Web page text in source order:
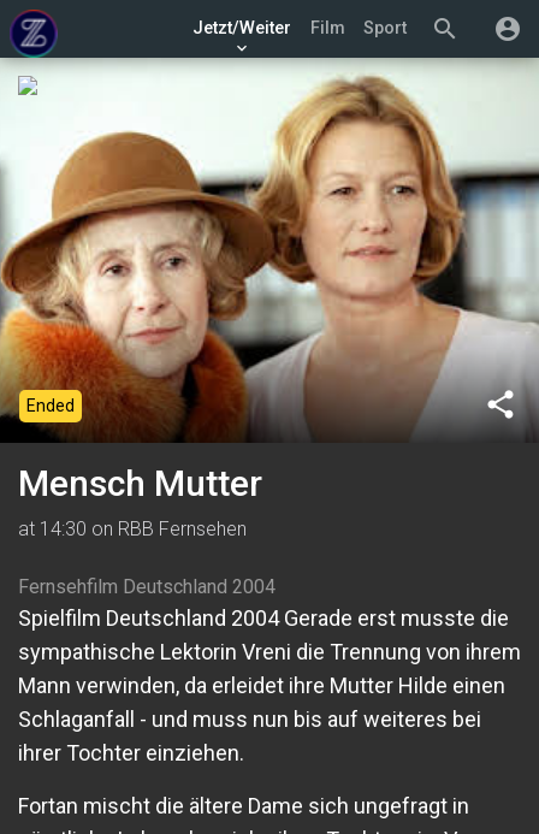
search account_circle
Jetzt/Weiter
keyboard_arrow_down
Film Sport
share
Ended
Mensch Mutter
at 14:30 on RBB Fernsehen
Fernsehfilm Deutschland 2004
Spielfilm Deutschland 2004 Gerade erst musste die
sympathische Lektorin Vreni die Trennung von ihrem
Mann verwinden, da erleidet ihre Mutter Hilde einen
Schlaganfall - und muss nun bis auf weiteres bei
ihrer Tochter einziehen.
Fortan mischt die ältere Dame sich ungefragt in